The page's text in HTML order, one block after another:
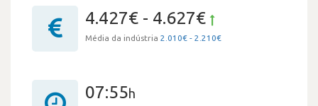
4.427€ - 4.627€
Média da indústria 2.010€ - 2.210€
07:55h